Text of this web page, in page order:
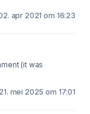
apr 2021 om 16:23
(it was
21. mei 2025 om 17:01